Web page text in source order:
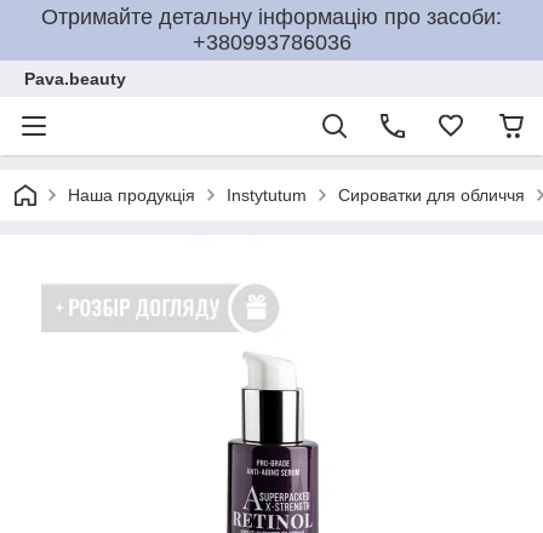
Отримайте детальну інформацію про засоби:
+380993786036
Pava.beauty
Наша продукція Instytutum Сироватки для обличчя